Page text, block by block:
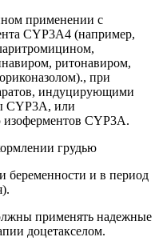
применении с
CYP3A4 (например,
ритонавиром,
при
индуцирующими
CYP3A, или
CYP3A.
грудью
беременности и в период
применять надежные
доцетакселом.